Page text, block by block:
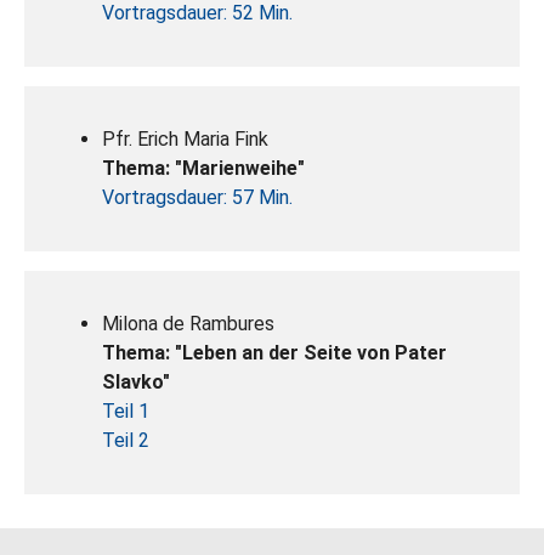
Vortragsdauer: 52 Min.
Pfr. Erich Maria Fink
Thema: "Marienweihe"
Vortragsdauer: 57 Min.
Milona de Rambures
Thema: "Leben an der Seite von Pater
Slavko"
Teil 1
Teil 2